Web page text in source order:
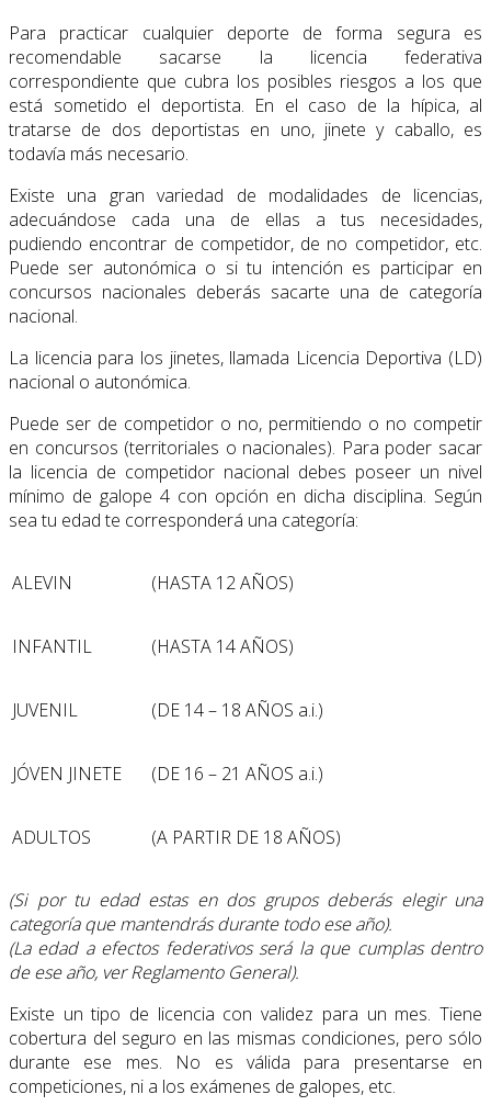
Para practicar cualquier deporte de forma segura es
recomendable sacarse la licencia federativa
correspondiente que cubra los posibles riesgos a los que
está sometido el deportista. En el caso de la hípica, al
tratarse de dos deportistas en uno, jinete y caballo, es
todavía más necesario.
Existe una gran variedad de modalidades de licencias,
adecuándose cada una de ellas a tus necesidades,
pudiendo encontrar de competidor, de no competidor, etc.
Puede ser autonómica o si tu intención es participar en
concursos nacionales deberás sacarte una de categoría
nacional.
La licencia para los jinetes, llamada Licencia Deportiva (LD)
nacional o autonómica.
Puede ser de competidor o no, permitiendo o no competir
en concursos (territoriales o nacionales). Para poder sacar
la licencia de competidor nacional debes poseer un nivel
mínimo de galope 4 con opción en dicha disciplina. Según
sea tu edad te corresponderá una categoría:
ALEVIN (HASTA 12 AÑOS)
INFANTIL (HASTA 14 AÑOS)
JUVENIL (DE 14 – 18 AÑOS a.i.)
JÓVEN JINETE (DE 16 – 21 AÑOS a.i.)
ADULTOS (A PARTIR DE 18 AÑOS)
(Si por tu edad estas en dos grupos deberás elegir una
categoría que mantendrás durante todo ese año).
(La edad a efectos federativos será la que cumplas dentro
de ese año, ver Reglamento General).
Existe un tipo de licencia con validez para un mes. Tiene
cobertura del seguro en las mismas condiciones, pero sólo
durante ese mes. No es válida para presentarse en
competiciones, ni a los exámenes de galopes, etc.